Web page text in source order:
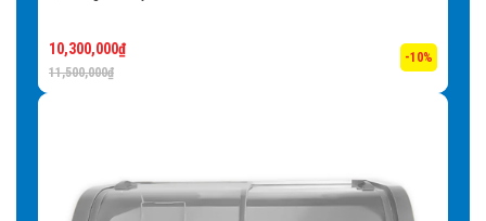
11,500,000₫
10,300,000₫
-10%